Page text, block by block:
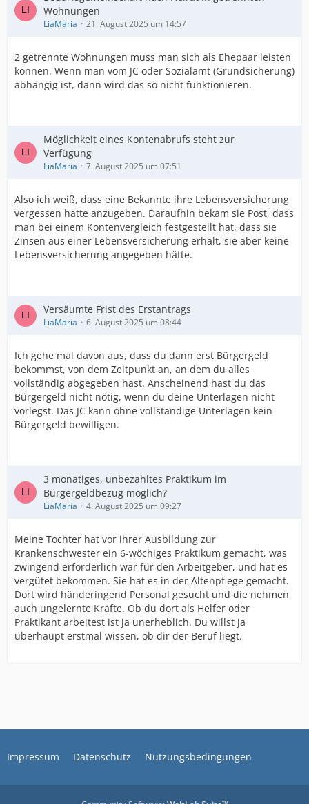
Wohnungen
LiaMaria 21. August 2025 um 14:57
2 getrennte Wohnungen muss man sich als Ehepaar leisten
können. Wenn man vom JC oder Sozialamt (Grundsicherung)
abhängig ist, dann wird das so nicht funktionieren.
Möglichkeit eines Kontenabrufs steht zur
Verfügung
LiaMaria 7. August 2025 um 07:51
Also ich weiß, dass eine Bekannte ihre Lebensversicherung
vergessen hatte anzugeben. Daraufhin bekam sie Post, dass
man bei einem Kontenvergleich festgestellt hat, dass sie
Zinsen aus einer Lebensversicherung erhält, sie aber keine
Lebensversicherung angegeben hätte.
Versäumte Frist des Erstantrags
LiaMaria 6. August 2025 um 08:44
Ich gehe mal davon aus, dass du dann erst Bürgergeld
bekommst, von dem Zeitpunkt an, an dem du alles
vollständig abgegeben hast. Anscheinend hast du das
Bürgergeld nicht nötig, wenn du deine Unterlagen nicht
vorlegst. Das JC kann ohne vollständige Unterlagen kein
Bürgergeld bewilligen.
3 monatiges, unbezahltes Praktikum im
Bürgergeldbezug möglich?
LiaMaria 4. August 2025 um 09:27
Meine Tochter hat vor ihrer Ausbildung zur
Krankenschwester ein 6-wöchiges Praktikum gemacht, was
zwingend erforderlich war für den Arbeitgeber, und hat es
vergütet bekommen. Sie hat es in der Altenpflege gemacht.
Dort wird händeringend Personal gesucht und die nehmen
auch ungelernte Kräfte. Ob du dort als Helfer oder
Praktikant arbeitest ist ja unerheblich. Du willst ja
überhaupt erstmal wissen, ob dir der Beruf liegt.
Impressum Datenschutz Nutzungsbedingungen